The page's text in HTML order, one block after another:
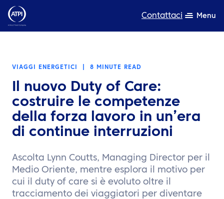
Contattaci Menu
Risorse
Chi siamo
TravelHub Login
Cerca
VIAGGI ENERGETICI 8 MINUTE READ
Il nuovo Duty of Care:
costruire le competenze
della forza lavoro in un’era
di continue interruzioni
Ascolta Lynn Coutts, Managing Director per il
Medio Oriente, mentre esplora il motivo per
cui il duty of care si è evoluto oltre il
tracciamento dei viaggiatori per diventare